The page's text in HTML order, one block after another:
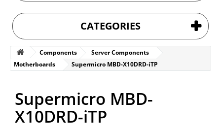
CATEGORIES
Components
Server Components
Motherboards
Supermicro MBD-X10DRD-iTP
Supermicro MBD-
X10DRD-iTP